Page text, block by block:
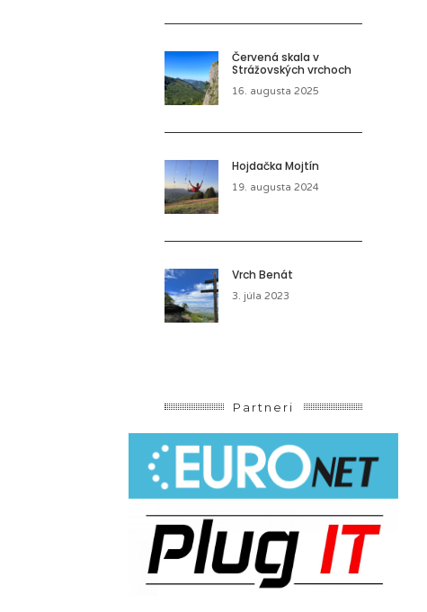
Červená skala v
Strážovských vrchoch
16. augusta 2025
Hojdačka Mojtín
19. augusta 2024
Vrch Benát
3. júla 2023
Partneri